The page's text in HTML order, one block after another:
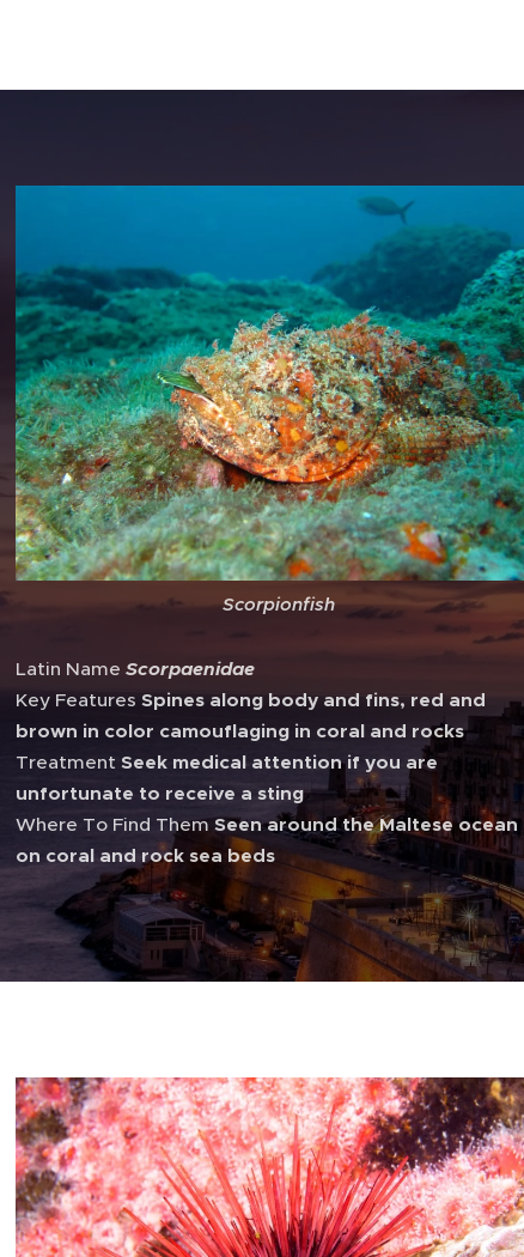
Scorpionfish
Latin Name Scorpaenidae
Key Features Spines along body and fins, red and
brown in color camouflaging in coral and rocks
Treatment Seek medical attention if you are
unfortunate to receive a sting
Where To Find ThemSeen around the Maltese ocean
on coral and rock sea beds